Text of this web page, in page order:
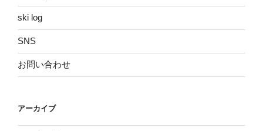
ski log
SNS
お問い合わせ
アーカイブ